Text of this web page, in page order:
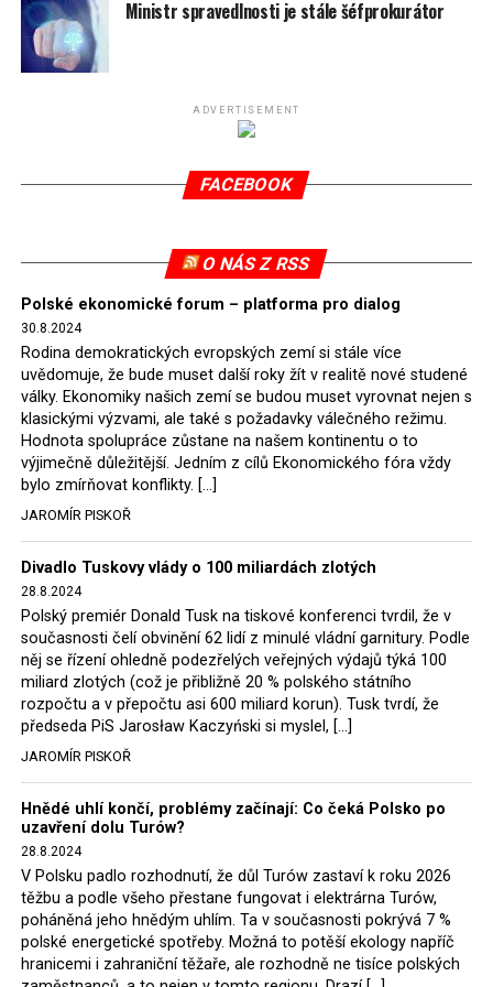
spotřeby.
Připomeňme, že ukončení těžby hnědého uhlí pro
(SDEU) v souvislosti se stížnostmi českých samospráv
verdiktem španělské soudkyně Rosario Silva de Lapureta
tomuto rozhodnutí nevyhověla, proto na žádost
2022, než byl tento případ z důvodu uzavření dohody
Polska s Českou republikou o odstranění příčin sporu o
důl Turów vymazán z rejstříku tribunálu. Celkem si
Polsko nechalo z přiznaných evropských fondů odečíst
asi 70 milionů eur na pokutách a 45 milionů eur
zaplatilo jako odškodnění České republice – ale jak důl,
tak elektrárna nadále fungovaly. Už tehdy zástupci
tehdejší opozice a dnes vládnoucí koalice, jako
místopředseda Občanské platformy (PO) Rafał
Hołownia, přímo řekli, že by se polská vláda měla
tomuto rozhodnutí podřídit.
Rozhodnutí polského ministra spravedlnosti jistě potěší
německé, české a polské ekology, ale i těžaře. Je těžké si
představit, že by o takové věci rozhodoval sám ministr
Bodnar. Musel získat politický souhlas vládnoucí koalice.
Stále jsou totiž platné argumenty Morawieckého vlády,
že důl i elektrárna jsou – kromě zabezpečování cca 7 %
polského energetického mixu – klíčovými podniky, spolu
se svými dceřinými společnostmi zaměstnávají cca pět
tisíc lidí. Navíc s činností dolu a elektrárny nepřímo
souvisí dalších několik desítek tisíc pracovních míst v
regionu. Zelená politika ale opět zvítězila.
Rozhodnutí polského ministra spravedlnosti jistě potěší
Ministr spravedlnosti je stále šéfprokurátor
ADVERTISEMENT
FACEBOOK
O NÁS Z RSS
Polské ekonomické forum – platforma pro dialog
30.8.2024
Rodina demokratických evropských zemí si stále více
uvědomuje, že bude muset další roky žít v realitě nové studené
války. Ekonomiky našich zemí se budou muset vyrovnat nejen s
klasickými výzvami, ale také s požadavky válečného režimu.
Hodnota spolupráce zůstane na našem kontinentu o to
výjimečně důležitější. Jedním z cílů Ekonomického fóra vždy
bylo zmírňovat konflikty. […]
JAROMÍR PISKOŘ
Divadlo Tuskovy vlády o 100 miliardách zlotých
28.8.2024
Polský premiér Donald Tusk na tiskové konferenci tvrdil, že v
současnosti čelí obvinění 62 lidí z minulé vládní garnitury. Podle
něj se řízení ohledně podezřelých veřejných výdajů týká 100
miliard zlotých (což je přibližně 20 % polského státního
rozpočtu a v přepočtu asi 600 miliard korun). Tusk tvrdí, že
předseda PiS Jarosław Kaczyński si myslel, […]
JAROMÍR PISKOŘ
Hnědé uhlí končí, problémy začínají: Co čeká Polsko po
uzavření dolu Turów?
28.8.2024
V Polsku padlo rozhodnutí, že důl Turów zastaví k roku 2026
těžbu a podle všeho přestane fungovat i elektrárna Turów,
poháněná jeho hnědým uhlím. Ta v současnosti pokrývá 7 %
polské energetické spotřeby. Možná to potěší ekology napříč
hranicemi i zahraniční těžaře, ale rozhodně ne tisíce polských